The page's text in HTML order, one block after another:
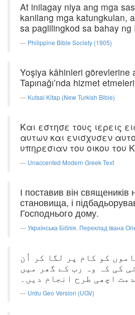
At inilagay niya ang mga
kanilang mga katungkulan,
sa paglilingkod sa bahay ng
Philippine Bible Society (1905)
Yoşiya kâhinleri görevlerine
Tapınağı’nda hizmet
Kutsal Kitap (New Turkish Bible)
Και εστησε τους ιερεις
αυτων και ενισχυσεν
υπηρεσιαν του οικου του
Unaccented Modern Greek Text
І поставив він священиків
становища, і
Господнього дому.
Українська Біблія. Переклад Івана
کو کام پر لگا کر اُن
کی کہ وہ رب کے گھر میں
اچھی طرح انجام دیں۔
Urdu Geo Version (UGV)